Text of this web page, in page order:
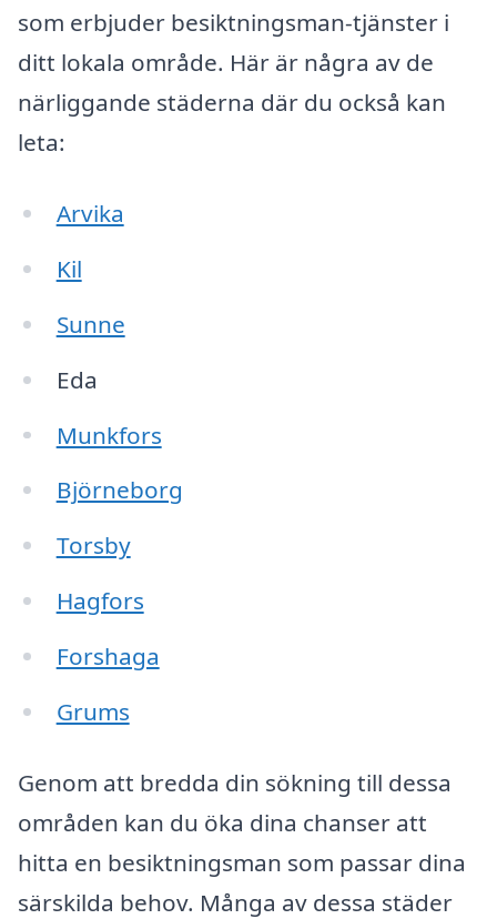
som erbjuder besiktningsman-tjänster i
ditt lokala område. Här är några av de
närliggande städerna där du också kan
leta:
Arvika
Kil
Sunne
Eda
Munkfors
Björneborg
Torsby
Hagfors
Forshaga
Grums
Genom att bredda din sökning till dessa
områden kan du öka dina chanser att
hitta en besiktningsman som passar dina
särskilda behov. Många av dessa städer